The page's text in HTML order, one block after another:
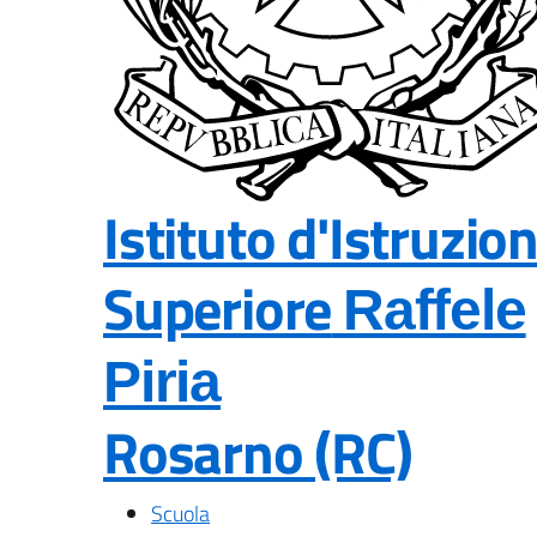
Istituto
Superiore Raffele
Piria
Rosarno (RC)
Scuola